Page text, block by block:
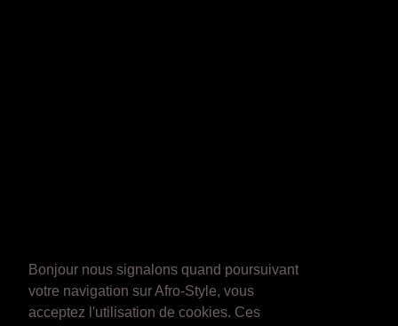
Bonjour nous signalons quand poursuivant
votre navigation sur Afro-Style, vous
acceptez l'utilisation de cookies. Ces